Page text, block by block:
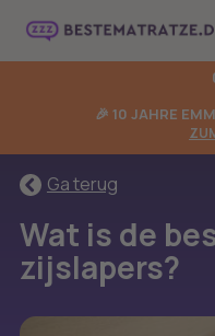
🎉 10 JAHRE
Ga terug
Wat is de
zijslapers?